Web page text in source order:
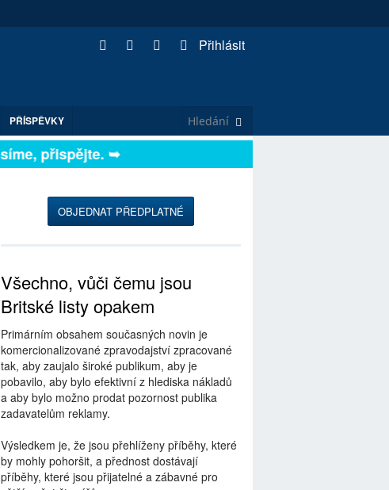
Přihlásit
PŘÍSPĚVKY
přispějte. ➥
OBJEDNAT PŘEDPLATNÉ
Všechno, vůči čemu jsou
Britské listy opakem
Primárním obsahem současných novin je
komercionalizované zpravodajství zpracované
tak, aby zaujalo široké publikum, aby je
pobavilo, aby bylo efektivní z hlediska nákladů
a aby bylo možno prodat pozornost publika
zadavatelům reklamy.
Výsledkem je, že jsou přehlíženy příběhy, které
by mohly pohoršit, a přednost dostávají
příběhy, které jsou přijatelné a zábavné pro